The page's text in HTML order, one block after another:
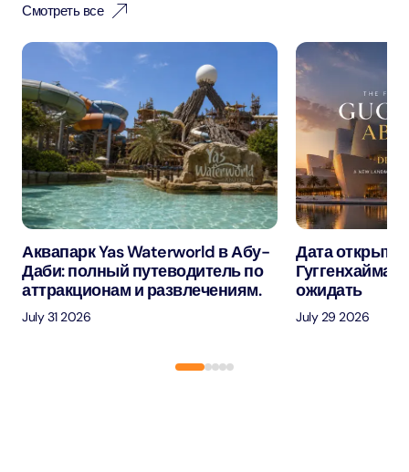
Смотреть все
Аквапарк Yas Waterworld в Абу-
Даби: полный путеводитель по
аттракционам и развлечениям.
July 31 2026
Дата
Гуггенхайма
ожидать
July 29 2026